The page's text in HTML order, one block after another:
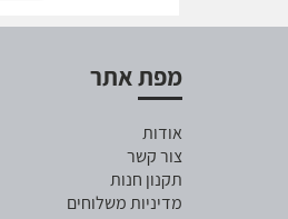
מפת אתר
אודות
צור קשר
תקנון חנות
מדיניות משלוחים